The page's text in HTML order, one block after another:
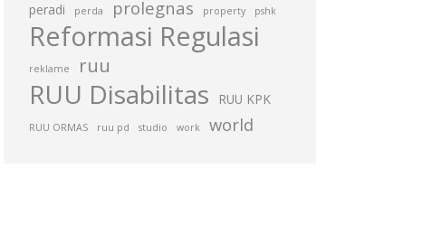
peradi perda prolegnas property pshk
Reformasi Regulasi
reklame ruu
RUU Disabilitas RUU KPK
RUU ORMAS ruu pd studio work world